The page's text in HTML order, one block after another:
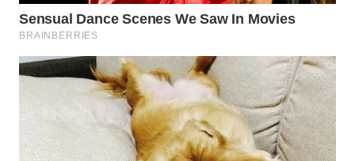
WN
TANGERANG
WN
WN
CIREBON